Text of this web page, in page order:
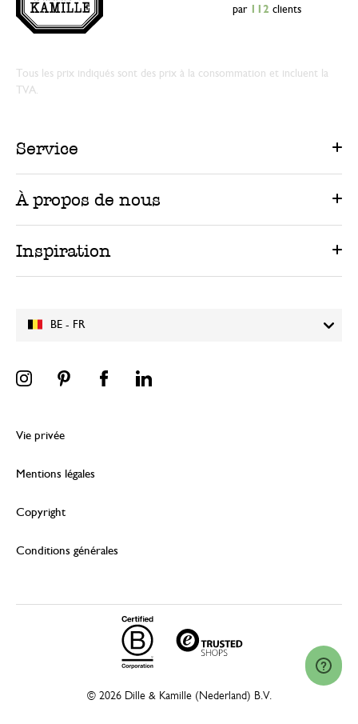
BE - FR
par
112 clients
Tous les prix indiqués sont des prix à la consommation et incluent la
TVA.
Service
À propos de nous
Inspiration
Vie privée
Mentions légales
Copyright
Conditions générales
© 2026 Dille & Kamille (Nederland) B.V.